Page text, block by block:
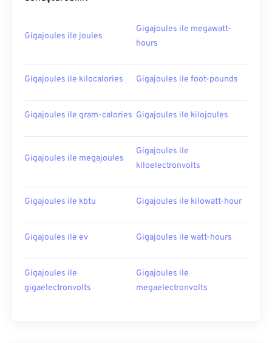
Gigajoules ile joules
Gigajoules ile megawatt-
hours
Gigajoules ile kilocalories Gigajoules ile foot-pounds
Gigajoules ile gram-calories Gigajoules ile kilojoules
Gigajoules ile megajoules
Gigajoules ile
kiloelectronvolts
Gigajoules ile kbtu Gigajoules ile kilowatt-hour
Gigajoules ile ev Gigajoules ile watt-hours
Gigajoules ile
gigaelectronvolts
Gigajoules ile
megaelectronvolts